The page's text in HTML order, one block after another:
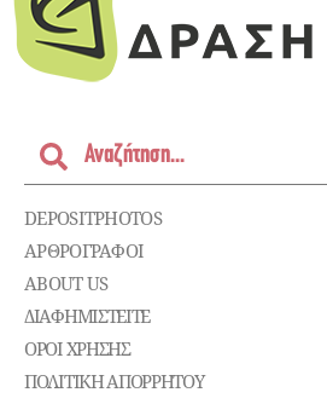
DEPOSITPHOTOS
ΑΡΘΡΟΓΡΑΦΟΙ
ABOUT US
ΔΙΑΦΗΜΙΣΤΕΊΤΕ
ΌΡΟΙ ΧΡΉΣΗΣ
ΠΟΛΙΤΙΚΉ ΑΠΟΡΡΉΤΟΥ